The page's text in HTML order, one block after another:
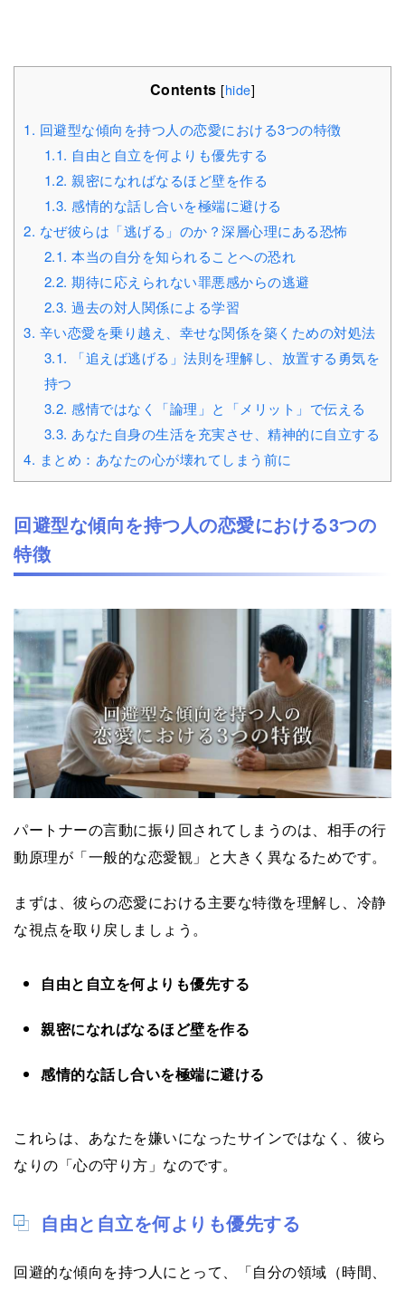
Contents [hide]
1. 回避型な傾向を持つ人の恋愛における3つの特徴
1.1. 自由と自立を何よりも優先する
1.2. 親密になればなるほど壁を作る
1.3. 感情的な話し合いを極端に避ける
2. なぜ彼らは「逃げる」のか？深層心理にある恐怖
2.1. 本当の自分を知られることへの恐れ
2.2. 期待に応えられない罪悪感からの逃避
2.3. 過去の対人関係による学習
3. 辛い恋愛を乗り越え、幸せな関係を築くための対処法
3.1. 「追えば逃げる」法則を理解し、放置する勇気を
持つ
3.2. 感情ではなく「論理」と「メリット」で伝える
3.3. あなた自身の生活を充実させ、精神的に自立する
4. まとめ：あなたの心が壊れてしまう前に
回避型な傾向を持つ人の恋愛における3つの
特徴
パートナーの言動に振り回されてしまうのは、相手の行
動原理が「一般的な恋愛観」と大きく異なるためです。
まずは、彼らの恋愛における主要な特徴を理解し、冷静
な視点を取り戻しましょう。
自由と自立を何よりも優先する
親密になればなるほど壁を作る
感情的な話し合いを極端に避ける
これらは、あなたを嫌いになったサインではなく、彼ら
なりの「心の守り方」なのです。
自由と自立を何よりも優先する
回避的な傾向を持つ人にとって、「自分の領域（時間、